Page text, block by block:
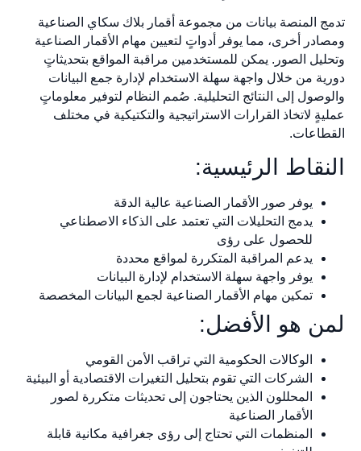
تدمج المنصة بيانات من مجموعة أقمار بلاك سكاي الصناعية
ومصادر أخرى، مما يوفر أدواتٍ لتعيين مهام الأقمار الصناعية
وتحليل الصور. يمكن للمستخدمين مراقبة المواقع بتحديثاتٍ
دورية من خلال واجهة سهلة الاستخدام لإدارة جمع البيانات
والوصول إلى النتائج التحليلية. صُمم النظام لتوفير معلوماتٍ
عمليةٍ لاتخاذ القرارات الاستراتيجية والتكتيكية في مختلف
القطاعات.
النقاط الرئيسية:
يوفر صور الأقمار الصناعية عالية الدقة
يدمج التحليلات التي تعتمد على الذكاء الاصطناعي
للحصول على رؤى
يدعم المراقبة المتكررة لمواقع محددة
يوفر واجهة سهلة الاستخدام لإدارة البيانات
تمكين مهام الأقمار الصناعية لجمع البيانات المخصصة
لمن هو الأفضل:
الوكالات الحكومية التي تراقب الأمن القومي
الشركات التي تقوم بتحليل التغيرات الاقتصادية أو البيئية
المحللون الذين يحتاجون إلى تحديثات متكررة لصور
الأقمار الصناعية
المنظمات التي تحتاج إلى رؤى جغرافية مكانية قابلة